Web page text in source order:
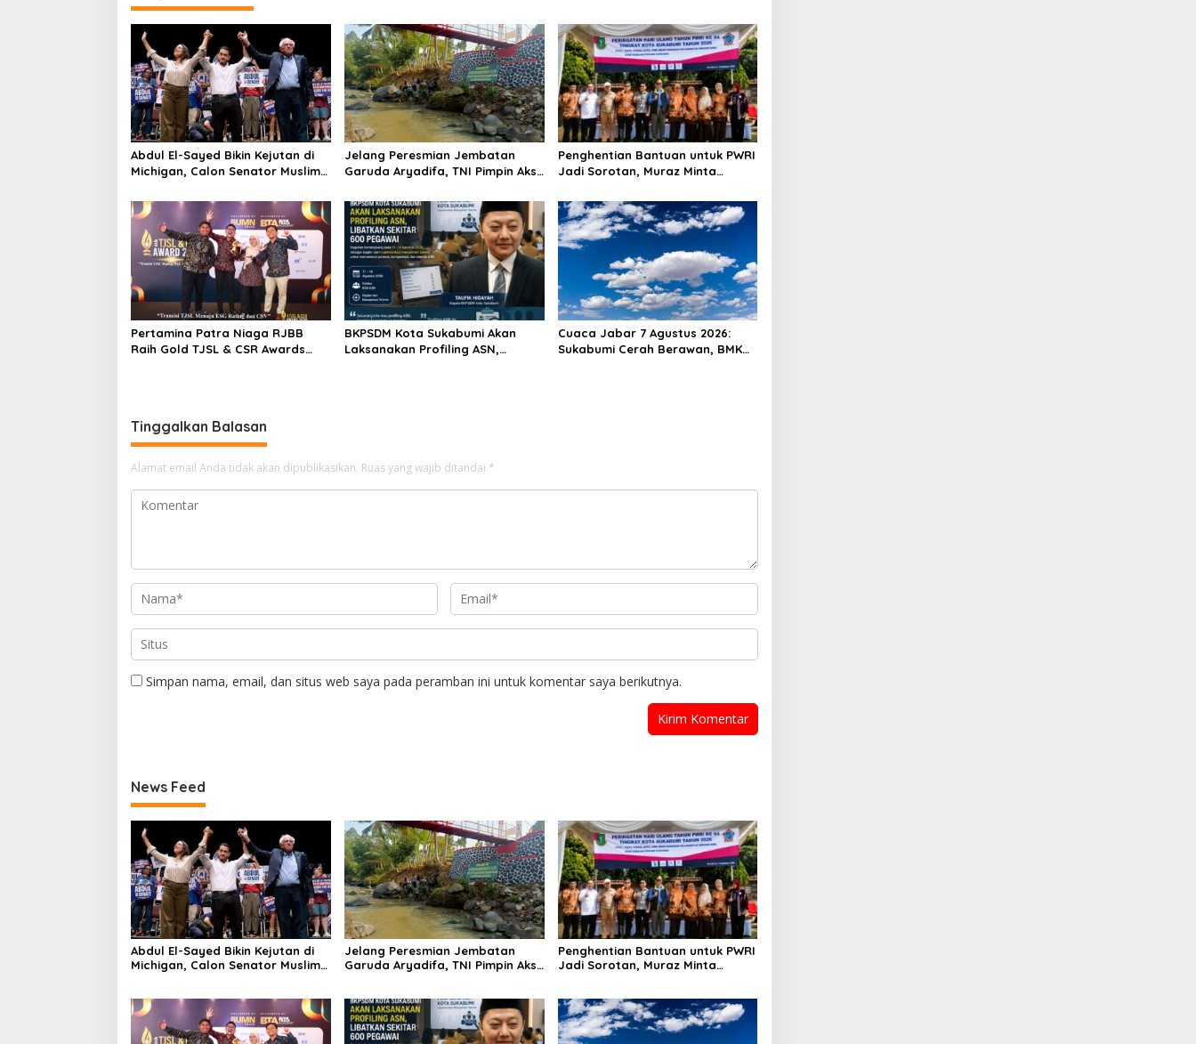
Abdul El-Sayed Bikin Kejutan di
Michigan, Calon Senator Muslim
Jelang Peresmian Jembatan
Garuda Aryadifa, TNI Pimpin Aksi
Penghentian Bantuan untuk PWRI
Jadi Sorotan, Muraz Minta
kepada Pensiunan ASN
Pertamina Patra Niaga RJBB
Raih Gold TJSL & CSR Awards
BKPSDM Kota Sukabumi Akan
Laksanakan Profiling ASN,
Cuaca Jabar 7 Agustus 2026:
Sukabumi Cerah Berawan, BMKG
Tinggalkan Balasan
Alamat email Anda tidak akan dipublikasikan. Ruas yang wajib ditandai *
Simpan nama, email, dan situs web saya pada peramban ini untuk komentar saya berikutnya.
News Feed
Abdul El-Sayed Bikin Kejutan di
Michigan, Calon Senator Muslim
Jelang Peresmian Jembatan
Garuda Aryadifa, TNI Pimpin Aksi
Penghentian Bantuan untuk PWRI
Jadi Sorotan, Muraz Minta